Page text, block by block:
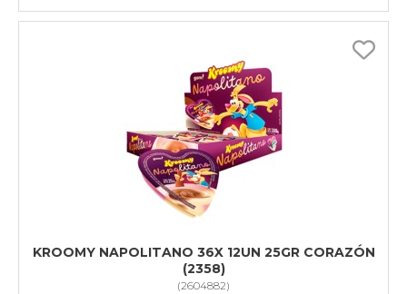
KROOMY NAPOLITANO 36X 12UN 25GR CORAZÓN
(2358)
(2604882)